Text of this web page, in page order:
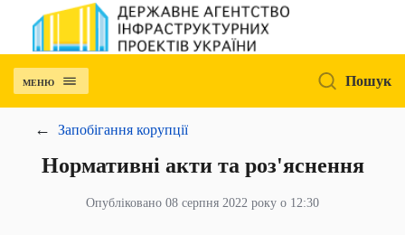
МЕНЮ Пошук
Запобігання корупції
Нормативні акти та роз'яснення
Опубліковано 08 серпня 2022 року о 12:30